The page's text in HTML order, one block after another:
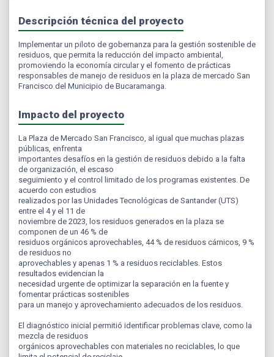
Descripción técnica del proyecto
Implementar un piloto de gobernanza para la gestión sostenible de
residuos, que permita la reducción del impacto ambiental,
promoviendo la economía circular y el fomento de prácticas
responsables de manejo de residuos en la plaza de mercado San
Francisco del Municipio de Bucaramanga.
Impacto del proyecto
La Plaza de Mercado San Francisco, al igual que muchas plazas
públicas, enfrenta
importantes desafíos en la gestión de residuos debido a la falta
de organización, el escaso
seguimiento y el control limitado de los programas existentes. De
acuerdo con estudios
realizados por las Unidades Tecnológicas de Santander (UTS)
entre el 4 y el 11 de
noviembre de 2023, los residuos generados en la plaza se
componen de un 46 % de
residuos orgánicos aprovechables, 44 % de residuos cárnicos, 9 %
de residuos no
aprovechables y apenas 1 % a residuos reciclables. Estos
resultados evidencian la
necesidad urgente de optimizar la separación en la fuente y
fomentar prácticas sostenibles
para un manejo y aprovechamiento adecuados de los residuos.
El diagnóstico inicial permitió identificar problemas clave, como la
mezcla de residuos
orgánicos aprovechables con materiales no reciclables, lo que